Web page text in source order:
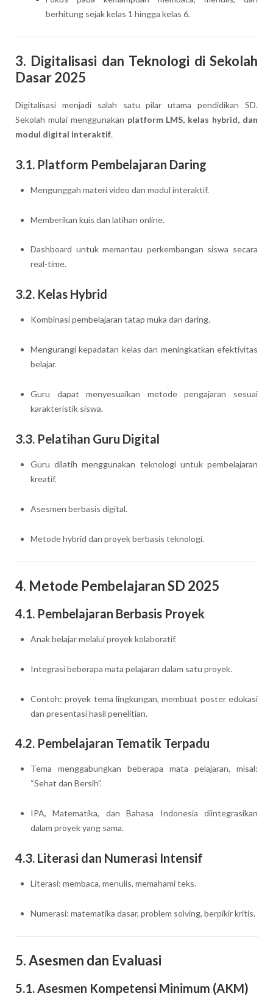
berhitung sejak kelas 1 hingga kelas 6.
3. Digitalisasi dan Teknologi di Sekolah
Dasar 2025
Digitalisasi menjadi salah satu pilar utama pendidikan SD.
Sekolah mulai menggunakan platform LMS, kelas hybrid, dan
modul digital interaktif.
3.1. Platform Pembelajaran Daring
Mengunggah materi video dan modul interaktif.
Memberikan kuis dan latihan online.
Dashboard untuk memantau perkembangan siswa secara
real-time.
3.2. Kelas Hybrid
Kombinasi pembelajaran tatap muka dan daring.
Mengurangi kepadatan kelas dan meningkatkan efektivitas
belajar.
Guru dapat menyesuaikan metode pengajaran sesuai
karakteristik siswa.
3.3. Pelatihan Guru Digital
Guru dilatih menggunakan teknologi untuk pembelajaran
kreatif.
Asesmen berbasis digital.
Metode hybrid dan proyek berbasis teknologi.
4. Metode Pembelajaran SD 2025
4.1. Pembelajaran Berbasis Proyek
Anak belajar melalui proyek kolaboratif.
Integrasi beberapa mata pelajaran dalam satu proyek.
Contoh: proyek tema lingkungan, membuat poster edukasi
dan presentasi hasil penelitian.
4.2. Pembelajaran Tematik Terpadu
Tema menggabungkan beberapa mata pelajaran, misal:
“Sehat dan Bersih”.
IPA, Matematika, dan Bahasa Indonesia diintegrasikan
dalam proyek yang sama.
4.3. Literasi dan Numerasi Intensif
Literasi: membaca, menulis, memahami teks.
Numerasi: matematika dasar, problem solving, berpikir kritis.
5. Asesmen dan Evaluasi
5.1. Asesmen Kompetensi Minimum (AKM)